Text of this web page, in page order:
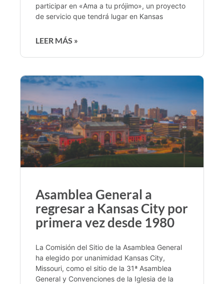
participar en «Ama a tu prójimo», un proyecto
de servicio que tendrá lugar en Kansas
LEER MÁS »
Asamblea General a
regresar a Kansas City por
primera vez desde 1980
La Comisión del Sitio de la Asamblea General
ha elegido por unanimidad Kansas City,
Missouri, como el sitio de la 31ª Asamblea
General y Convenciones de la Iglesia de la